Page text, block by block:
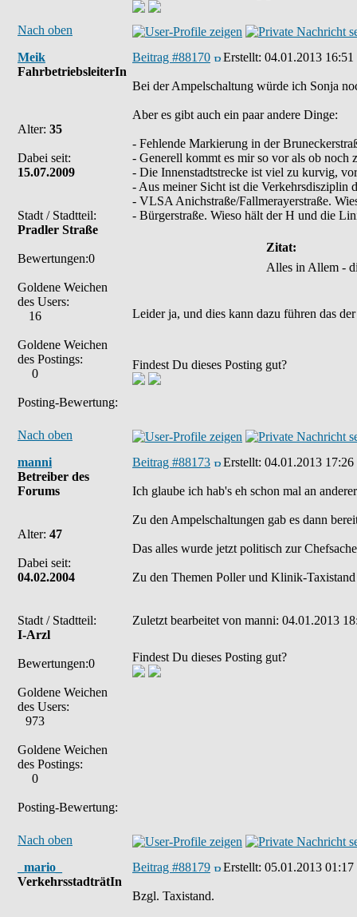
Nach oben
Meik
FahrbetriebsleiterIn
Alter: 35
Dabei seit:
15.07.2009
Stadt / Stadtteil:
Pradler Straße
Bewertungen:0
Goldene Weichen
des Users:
16
Goldene Weichen
des Postings:
0
Posting-Bewertung:
Beitrag #88170 Erstellt: 04.01.2013 16:51
Bei der Ampelschaltung würde ich Sonja
Aber es gibt auch ein paar andere Dinge:
- Fehlende Markierung in der
- Generell kommt es mir so vor als ob noch
- Die Innenstadtstrecke ist viel zu kurvig,
- Aus meiner Sicht ist die Verkehrsdisziplin
- VLSA Anichstraße/Fallmerayerstraße.
- Bürgerstraße. Wieso hält der H und die
Zitat:
Alles in Allem -
Leider ja, und dies kann dazu führen das
Findest Du dieses Posting gut?
Nach oben
manni
Betreiber des
Forums
Alter: 47
Dabei seit:
04.02.2004
Stadt / Stadtteil:
I-Arzl
Bewertungen:0
Goldene Weichen
des Users:
973
Goldene Weichen
des Postings:
0
Posting-Bewertung:
Beitrag #88173 Erstellt: 04.01.2013 17:26
Ich glaube ich hab's eh schon mal an
Zu den Ampelschaltungen gab es dann
Das alles wurde jetzt politisch zur
Zu den Themen Poller und Klinik-Taxistand
Zuletzt bearbeitet von manni: 04.01.2013
Findest Du dieses Posting gut?
Nach oben
_mario_
VerkehrsstadträtIn
Beitrag #88179 Erstellt: 05.01.2013 01:17
Bzgl. Taxistand.